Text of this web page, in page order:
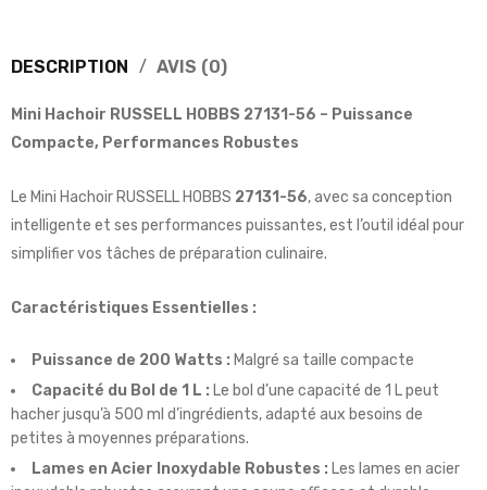
DESCRIPTION AVIS (0)
Mini Hachoir RUSSELL HOBBS 27131-56 – Puissance
Compacte, Performances Robustes
Le Mini Hachoir RUSSELL HOBBS 27131-56, avec sa conception
intelligente et ses performances puissantes, est l’outil idéal pour
simplifier vos tâches de préparation culinaire.
Caractéristiques Essentielles :
Puissance de 200 Watts : Malgré sa taille compacte
Capacité du Bol de 1 L : Le bol d’une capacité de 1 L peut
hacher jusqu’à 500 ml d’ingrédients, adapté aux besoins de
petites à moyennes préparations.
Lames en Acier Inoxydable Robustes : Les lames en acier